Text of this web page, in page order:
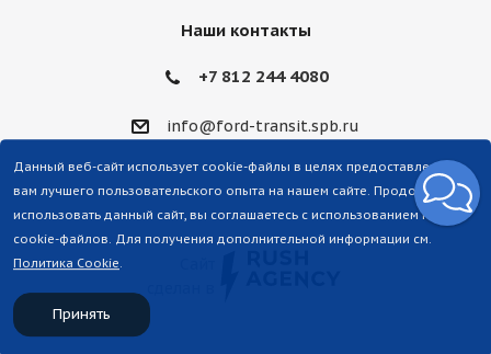
Наши контакты
+7 812 244 4080
info@ford-transit.spb.ru
Данный веб-сайт использует cookie-файлы в целях предоставления
вам лучшего пользовательского опыта на нашем сайте. Продолжая
использовать данный сайт, вы соглашаетесь с использованием нами
cookie-файлов. Для получения дополнительной информации см.
Политика Cookie.
Принять